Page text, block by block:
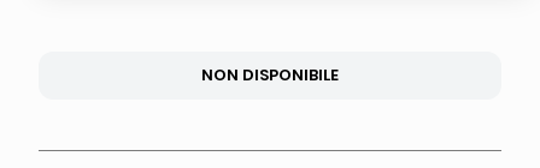
NON DISPONIBILE